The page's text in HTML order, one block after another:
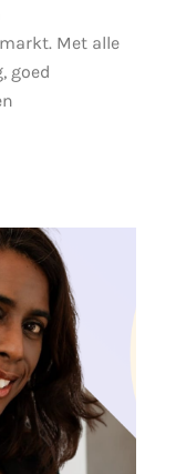
Met alle
goed